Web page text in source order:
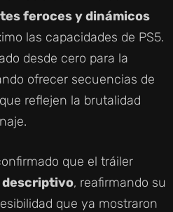
feroces y dinámicos
las capacidades de PS5.
desde cero para la
ofrecer secuencias de
reflejen la brutalidad
que el tráiler
descriptivo, reafirmando su
que ya mostraron